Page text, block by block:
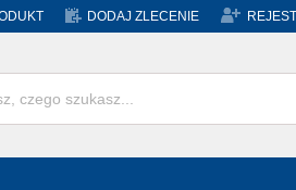
DODAJ ZLECENIE